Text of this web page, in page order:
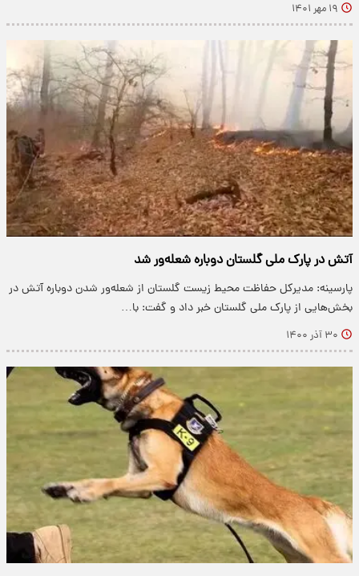
۱۹ مهر ۱۴۰۱
آتش در پارک ملی گلستان دوباره شعله‌ور شد
پارسینه: مدیرکل حفاظت محیط زیست گلستان از شعله‌ور شدن دوباره آتش در
بخش‌هایی از پارک ملی گلستان خبر داد و گفت: با…
۳۰ آذر ۱۴۰۰